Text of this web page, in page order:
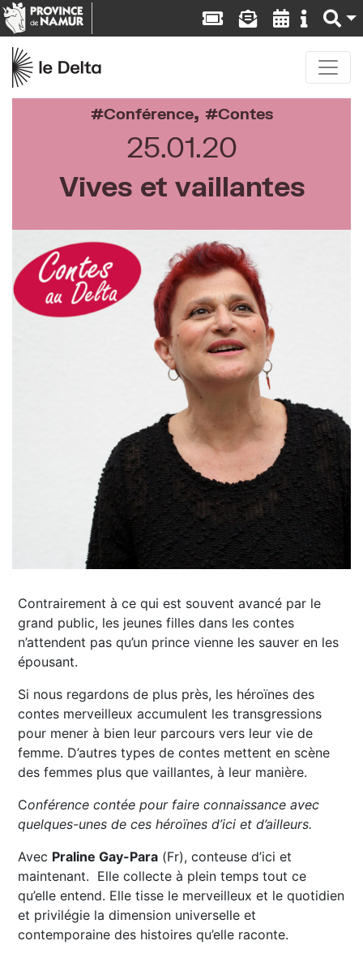
Conférence, Contes
25.01.20
Vives et vaillantes
Contrairement à ce qui est souvent avancé par le
grand public, les jeunes filles dans les contes
n’attendent pas qu’un prince vienne les sauver en les
épousant.
Si nous regardons de plus près, les héroïnes des
contes merveilleux accumulent les transgressions
pour mener à bien leur parcours vers leur vie de
femme. D’autres types de contes mettent en scène
des femmes plus que vaillantes, à leur manière.
Conférence contée pour faire connaissance avec
quelques-unes de ces héroïnes d’ici et d’ailleurs.
Avec Praline Gay-Para (Fr), conteuse d’ici et
maintenant. Elle collecte à plein temps tout ce
qu’elle entend. Elle tisse le merveilleux et le quotidien
et privilégie la dimension universelle et
contemporaine des histoires qu’elle raconte.